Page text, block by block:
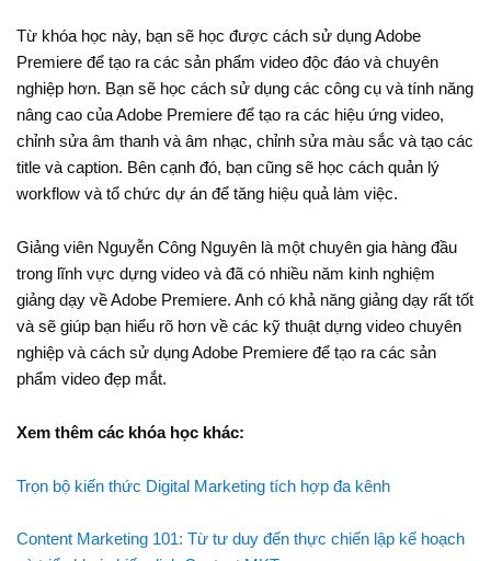
Từ khóa học này, bạn sẽ học được cách sử dụng Adobe
Premiere để tạo ra các sản phẩm video độc đáo và chuyên
nghiệp hơn. Bạn sẽ học cách sử dụng các công cụ và tính năng
nâng cao của Adobe Premiere để tạo ra các hiệu ứng video,
chỉnh sửa âm thanh và âm nhạc, chỉnh sửa màu sắc và tạo các
title và caption. Bên cạnh đó, bạn cũng sẽ học cách quản lý
workflow và tổ chức dự án để tăng hiệu quả làm việc.
Giảng viên Nguyễn Công Nguyên là một chuyên gia hàng đầu
trong lĩnh vực dựng video và đã có nhiều năm kinh nghiệm
giảng dạy về Adobe Premiere. Anh có khả năng giảng dạy rất tốt
và sẽ giúp bạn hiểu rõ hơn về các kỹ thuật dựng video chuyên
nghiệp và cách sử dụng Adobe Premiere để tạo ra các sản
phẩm video đẹp mắt.
Xem thêm các khóa học khác:
Trọn bộ kiến thức Digital Marketing tích hợp đa kênh
Content Marketing 101: Từ tư duy đến thực chiến lập kế hoạch